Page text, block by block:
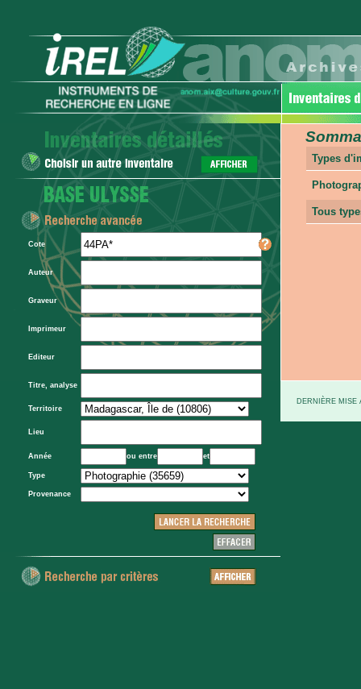
Cote
Auteur
Graveur
Imprimeur
Editeur
Titre, analyse
Territoire
Lieu
Année ou entre et
Type
Provenance
Types
Tous
DERNIÈRE MISE